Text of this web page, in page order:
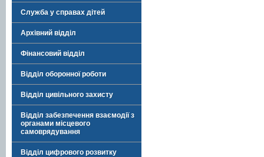
Служба у справах дітей
Архівний відділ
Фінансовий відділ
Відділ оборонної роботи
Відділ цивільного захисту
Відділ забезпечення взаємодії з
органами місцевого
самоврядування
Відділ цифрового розвитку